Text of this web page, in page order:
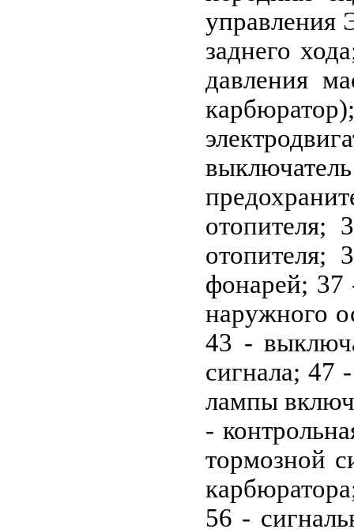
управления
заднего
давления
отопителя;
отопителя;
фонарей; 37
наружного
43 -
сигнала; 47
лампы
-
тормозной
56 -